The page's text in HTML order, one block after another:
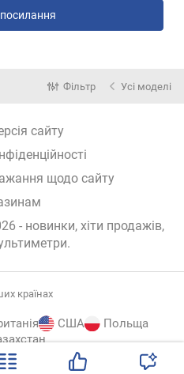
Фільтр Усі моделі
сайту
щодо сайту
- новинки, хіти продажів,
.
країнах
США
Польща